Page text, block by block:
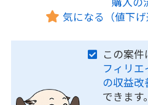
気になる（値下げ
この案件
フィリ
の収益改
できます。